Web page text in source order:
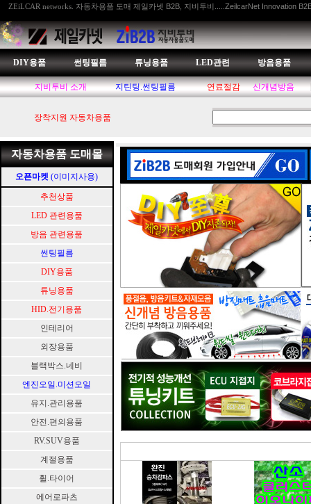
ZEiLCAR networks. 자동차용품 도매 제일카넷 B2B, 지비투비.....ZeilcarNet Innovation
DIY용품 썬팅필름 튜닝용품 LED관련 방음용품
지비투비 소개 지틴팅.썬팅필름 연료절감 신개념방음
장착지원 자동차용품
자동차용품 도매몰
오픈마켓 (이미지사용)
추천상품
LED 관련용품
방음 관련용품
썬팅필름
DIY용품
튜닝용품
HID.전기용품
인테리어
외장용품
블랙박스.네비
엔진오일.미션오일
유지.관리용품
안전.편의용품
RV.SUV용품
계절용품
휠.타이어
에어로파츠